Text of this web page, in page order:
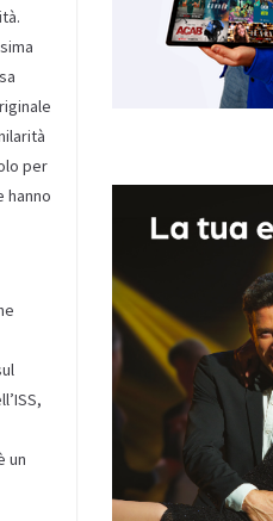
per
hanno
un